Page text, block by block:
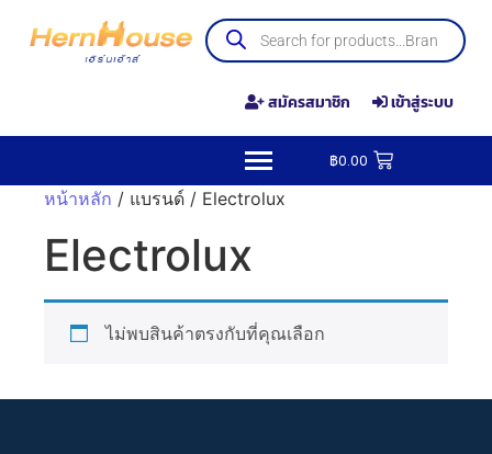
สมัครสมาชิก เข้าสู่ระบบ
฿0.00
หน้าหลัก / แบรนด์ / Electrolux
Electrolux
ไม่พบสินค้าตรงกับที่คุณเลือก